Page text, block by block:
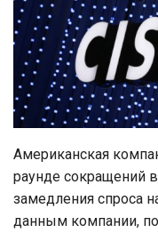
Американская
раунде сокращений
замедления спроса
данным компании,